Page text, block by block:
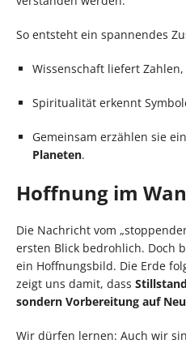
So entsteht ein spannendes
Wissenschaft liefert Zahlen,
Spiritualität erkennt
Gemeinsam erzählen sie
Planeten.
Hoffnung im
Die Nachricht vom
ersten Blick bedrohlich. Doch
ein Hoffnungsbild. Die Erde
zeigt uns damit, dass
sondern Vorbereitung auf
Wir dürfen lernen: Auch wir